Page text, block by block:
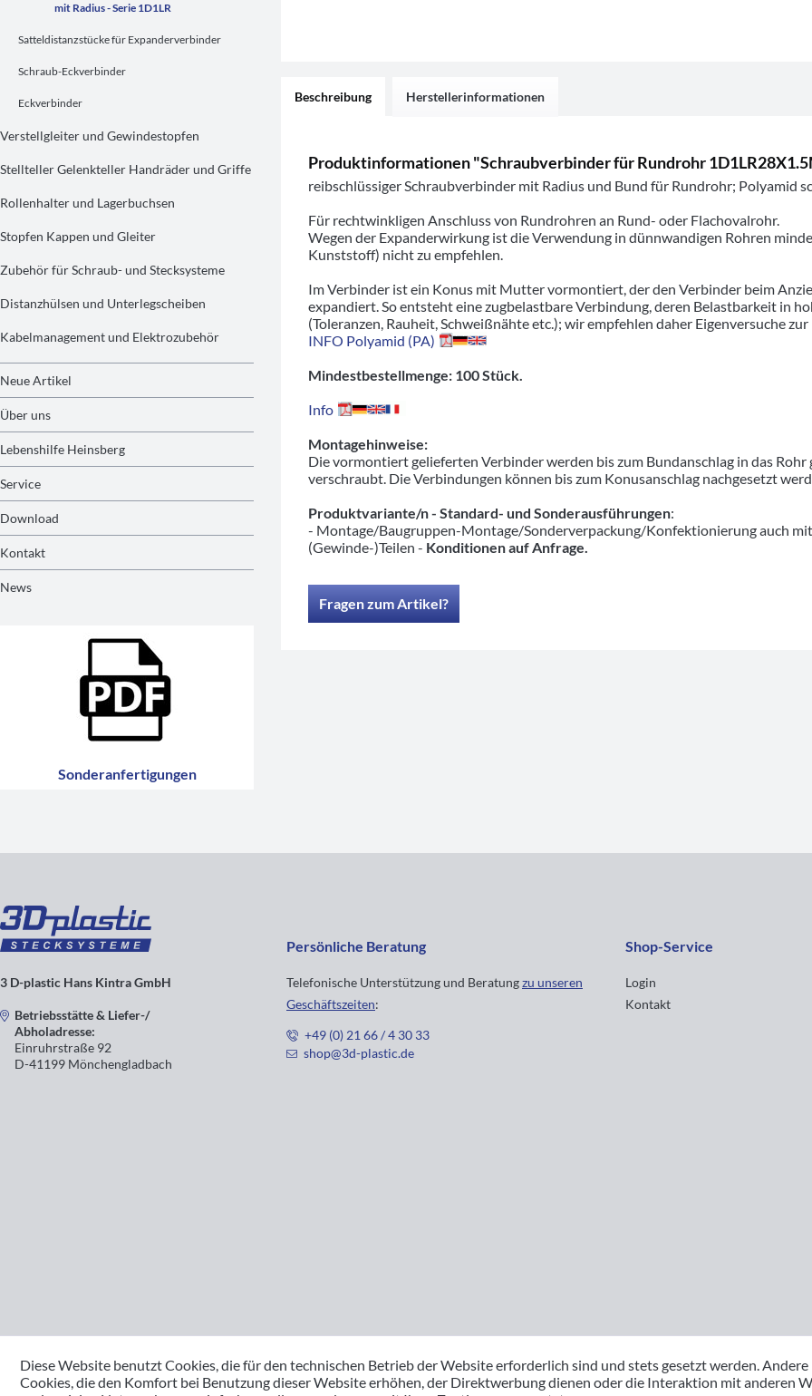
mit Radius - Serie 1D1LR
Satteldistanzstücke für Expanderverbinder
Schraub-Eckverbinder
Eckverbinder
Verstellgleiter und Gewindestopfen
Stellteller Gelenkteller Handräder und Griffe
Rollenhalter und Lagerbuchsen
Stopfen Kappen und Gleiter
Zubehör für Schraub- und Stecksysteme
Distanzhülsen und Unterlegscheiben
Kabelmanagement und Elektrozubehör
Neue Artikel
Über uns
Lebenshilfe Heinsberg
Service
Download
Kontakt
News
Sonderanfertigungen
Beschreibung Herstellerinformationen
Produktinformationen "Schraubverbinder für Rundrohr
reibschlüssiger Schraubverbinder mit Radius und Bund für Rundrohr; Polyamid
Für rechtwinkligen Anschluss von Rundrohren an Rund- oder Flachovalrohr.
Wegen der Expanderwirkung ist die Verwendung in dünnwandigen Rohren
Kunststoff) nicht zu empfehlen.
Im Verbinder ist ein Konus mit Mutter vormontiert, der den Verbinder beim
expandiert. So entsteht eine zugbelastbare Verbindung, deren Belastbarkeit in
(Toleranzen, Rauheit, Schweißnähte etc.); wir empfehlen daher Eigenversuche
INFO Polyamid (PA)
Mindestbestellmenge: 100 Stück.
Info
Montagehinweise:
Die vormontiert gelieferten Verbinder werden bis zum Bundanschlag in das
verschraubt. Die Verbindungen können bis zum Konusanschlag nachgesetzt
Produktvariante/n - Standard- und Sonderausführungen:
- Montage/Baugruppen-Montage/Sonderverpackung/Konfektionierung auch
(Gewinde-)Teilen - Konditionen auf Anfrage.
Fragen zum Artikel?
3 D-plastic Hans Kintra GmbH
Betriebsstätte & Liefer-/
Abholadresse:
Einruhrstraße 92
D-41199 Mönchengladbach
Persönliche Beratung
Telefonische Unterstützung und Beratungzu unseren
Geschäftszeiten:
+49 (0) 21 66 / 4 30 33
shop@3d-plastic.de
Shop-Service
Login
Kontakt
Diese Website benutzt Cookies, die für den technischen Betrieb der Website erforderlich sind und stets gesetzt werden. Andere
Cookies, die den Komfort bei Benutzung dieser Website erhöhen, der Direktwerbung dienen oder die Interaktion mit anderen